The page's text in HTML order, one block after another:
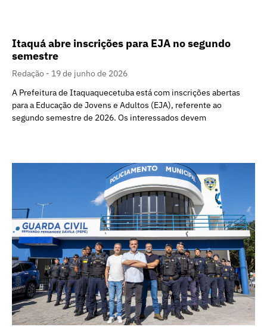
Itaquá abre inscrições para EJA no segundo
semestre
Redação
19 de junho de 2026
A Prefeitura de Itaquaquecetuba está com inscrições abertas
para a Educação de Jovens e Adultos (EJA), referente ao
segundo semestre de 2026. Os interessados devem